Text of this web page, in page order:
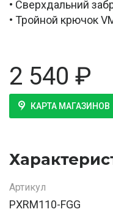
• Сверхдальний
• Тройной крючок
2 540 ₽
КАРТА МАГАЗИНОВ
Артикул
PXRM110-FGG